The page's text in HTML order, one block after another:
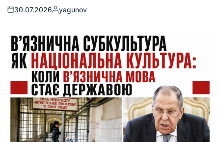
30.07.2026 yagunov